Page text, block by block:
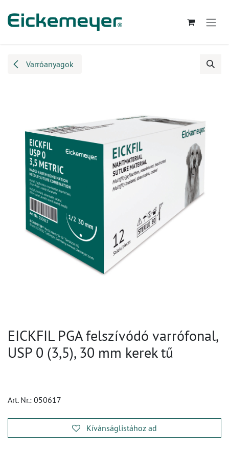
Varróanyagok
EICKFIL PGA felszívódó varrófonal,
USP 0 (3,5), 30 mm kerek tű
Art. Nr.: 050617
Kívánságlistához ad